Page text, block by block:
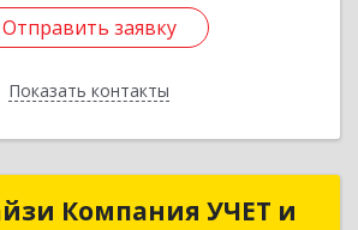
Отправить заявку
Показать контакты
Отправить заявку
Назад
Компания УЧЕТ и
Компания УЧЕТ и